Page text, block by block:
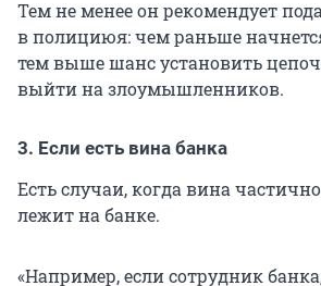
Тем не менее он рекомендует
в полициюя: чем раньше
тем выше шанс установить
выйти на злоумышленников.
3. Если есть вина банка
Есть случаи, когда вина
лежит на банке.
«Например, если сотрудник